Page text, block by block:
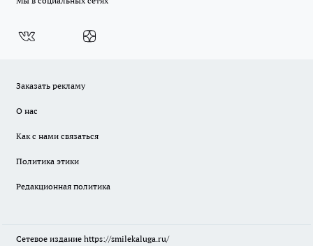
Заказать рекламу
О нас
Как с нами связаться
Политика этики
Редакционная политика
Сетевое издание https://smilekaluga.ru/